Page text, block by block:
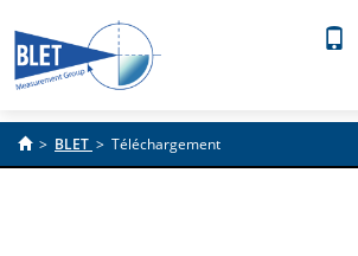
> BLET > Téléchargement